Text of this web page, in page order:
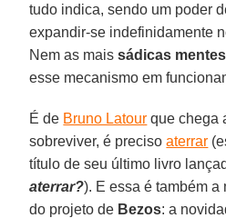
tudo indica, sendo um poder
expandir-se indefinidamente
Nem as maissádicas mentes
esse mecanismo em
É de Bruno Latour que chega
sobreviver, é precisoaterrar
título de seu último livro
aterrar?). E essa é também
do projeto de Bezos: a